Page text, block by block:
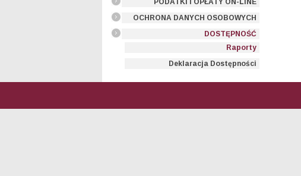
PODATKI I OPŁATY ON-LINE
OCHRONA DANYCH OSOBOWYCH
DOSTĘPNOŚĆ
Raporty
Deklaracja Dostępności